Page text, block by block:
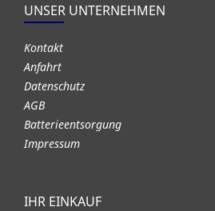
UNSER UNTERNEHMEN
Kontakt
Anfahrt
Datenschutz
AGB
Batterieentsorgung
Impressum
IHR EINKAUF